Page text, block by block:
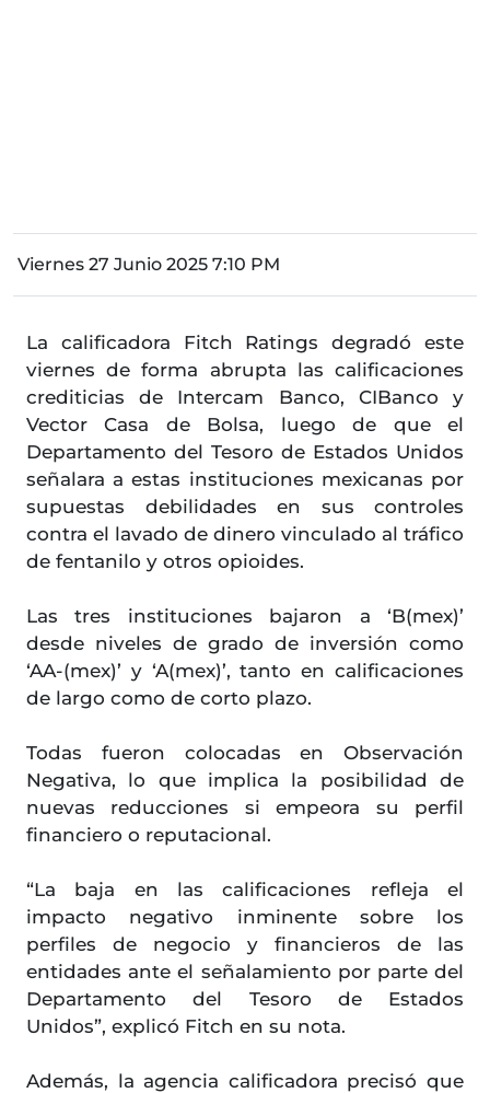
Viernes 27 Junio 2025 7:10 PM
La calificadora Fitch Ratings degradó este
viernes de forma abrupta las calificaciones
crediticias de Intercam Banco, CIBanco y
Vector Casa de Bolsa, luego de que el
Departamento del Tesoro de Estados Unidos
señalara a estas instituciones mexicanas por
supuestas debilidades en sus controles
contra el lavado de dinero vinculado al tráfico
de fentanilo y otros opioides.
Las tres instituciones bajaron a ‘B(mex)’
desde niveles de grado de inversión como
‘AA-(mex)’ y ‘A(mex)’, tanto en calificaciones
de largo como de corto plazo.
Todas fueron colocadas en Observación
Negativa, lo que implica la posibilidad de
nuevas reducciones si empeora su perfil
financiero o reputacional.
“La baja en las calificaciones refleja el
impacto negativo inminente sobre los
perfiles de negocio y financieros de las
entidades ante el señalamiento por parte del
Departamento del Tesoro de Estados
Unidos”, explicó Fitch en su nota.
Además, la agencia calificadora precisó que